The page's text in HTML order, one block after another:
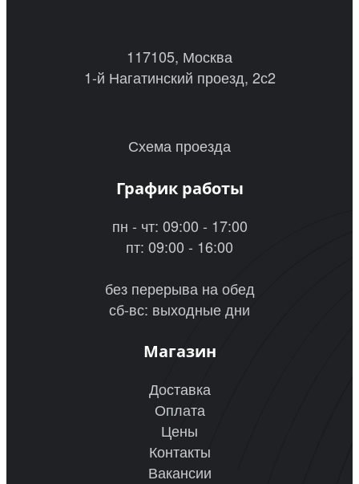
117105, Москва
1-й Нагатинский проезд, 2с2
Схема проезда
График работы
пн - чт: 09:00 - 17:00
пт: 09:00 - 16:00
без перерыва на обед
сб-вс: выходные дни
Магазин
Доставка
Оплата
Цены
Контакты
Вакансии